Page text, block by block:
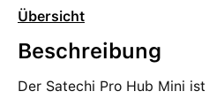
Übersicht
Beschreibung
Der Satechi Pro Hub Mini